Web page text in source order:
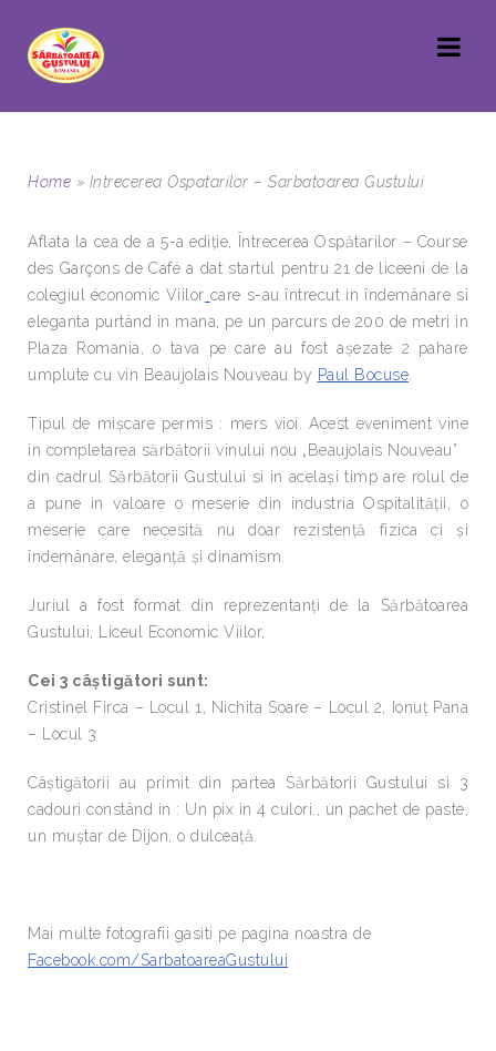
Home » Intrecerea Ospatarilor – Sarbatoarea Gustului
Aflata la cea de a 5-a ediție, Întrecerea Ospătarilor – Course
des Garçons de Café a dat startul pentru 21 de liceeni de la
colegiul économic Viilor care s-au întrecut in îndemânare si
eleganta purtând in mana, pe un parcurs de 200 de metri in
Plaza Romania, o tava pe care au fost așezate 2 pahare
umplute cu vin Beaujolais Nouveau by Paul Bocuse
Tipul de mișcare permis : mers vioi. Acest eveniment vine
in completarea sărbătorii vinului nou „Beaujolais Nouveau”
din cadrul Sărbătorii Gustului si in același timp are rolul de
a pune in valoare o meserie din industria Ospitalității, o
meserie care necesită nu doar rezistență fizica ci și
îndemânare, eleganță și dinamism.
Juriul a fost format din reprezentanți de la Sărbătoarea
Gustului, Liceul Economic Viilor,
Cei 3 câștigători sunt:
Cristinel Firca – Locul 1, Nichita Soare – Locul 2, Ionuț Pana
– Locul 3
Câștigătorii au primit din partea Sărbătorii Gustului si 3
cadouri constând in : Un pix in 4 culori., un pachet de paste,
un muștar de Dijon, o dulceață.
Mai multe fotografii gasiti pe pagina noastra de
Facebook.com/SarbatoareaGustului